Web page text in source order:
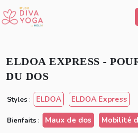
Ajouter à ma liste Partager
ELDOA EXPRESS -
DU DOS
Styles : ELDOA ELDOA Express
Bienfaits : Maux de dos Mobilité